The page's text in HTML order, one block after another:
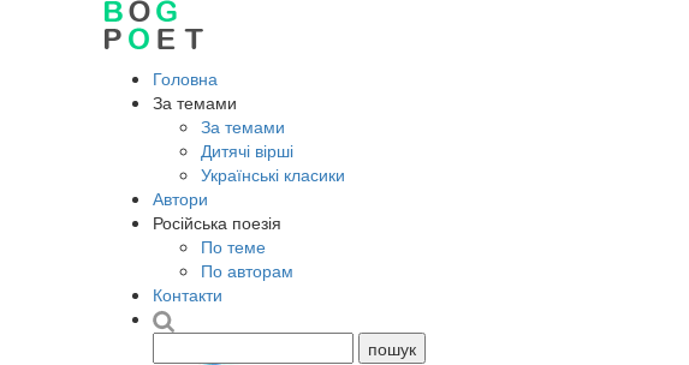
Головна
За темами
За темами
Дитячі вірші
Українські класики
Автори
Російська поезія
По теме
По авторам
Контакти